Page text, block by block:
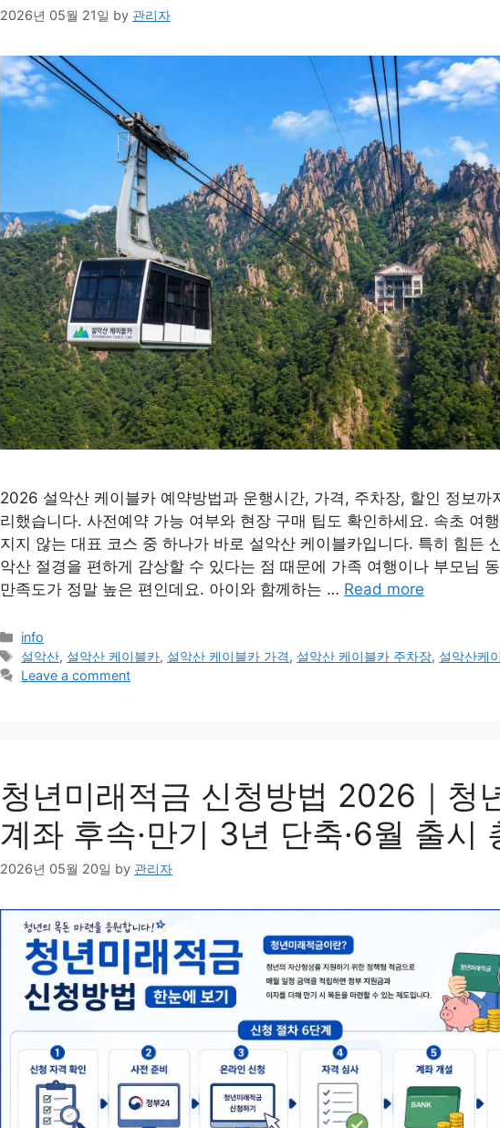
2026년 05월 21일 by 관리자
2026 설악산 케이블카 예약방법과 운행시간, 가격, 주차장, 할인 정보까
리했습니다. 사전예약 가능 여부와 현장 구매 팁도 확인하세요. 속초 여
지지 않는 대표 코스 중 하나가 바로 설악산 케이블카입니다. 특히 힘든
악산 절경을 편하게 감상할 수 있다는 점 때문에 가족 여행이나 부모님
만족도가 정말 높은 편인데요. 아이와 함께하는 … Read more
Categories
info
Tags
설악산, 설악산 케이블카, 설악산 케이블카 가격, 설악산 케이블카 주차장, 설악산케
Leave a comment
청년미래적금 신청방법 2026｜청
계좌 후속·만기 3년 단축·6월 출시
2026년 05월 20일 by 관리자